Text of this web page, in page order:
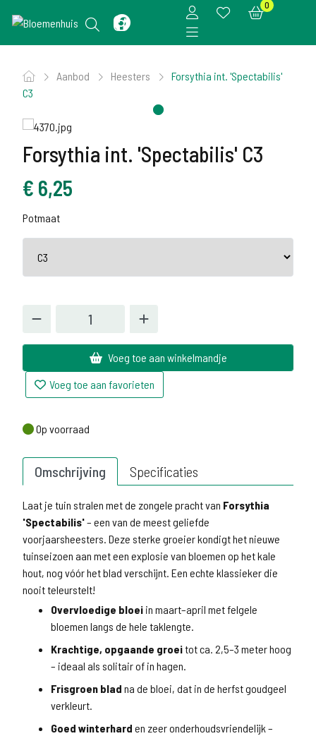
0
Aanbod Heesters
Forsythia int. 'Spectabilis'
C3
Forsythia int. 'Spectabilis' C3
€ 6,25
Potmaat
Voeg toe aan winkelmandje
Voeg toe aan favorieten
Op voorraad
Op voorraad
Omschrijving Specificaties
Laat je tuin stralen met de zongele pracht van Forsythia
'Spectabilis'– een van de meest geliefde
voorjaarsheesters. Deze sterke groeier kondigt het nieuwe
tuinseizoen aan met een explosie van bloemen op het kale
hout, nog vóór het blad verschijnt. Een echte klassieker die
nooit teleurstelt!
Overvloedige bloei in maart–april met felgele
bloemen langs de hele taklengte.
Krachtige, opgaande groeitot ca. 2,5–3 meter hoog
– ideaal als solitair of in hagen.
Frisgroen blad na de bloei, dat in de herfst goudgeel
verkleurt.
Goed winterhard en zeer onderhoudsvriendelijk –